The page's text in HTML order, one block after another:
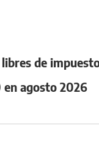
de
en agosto 2026